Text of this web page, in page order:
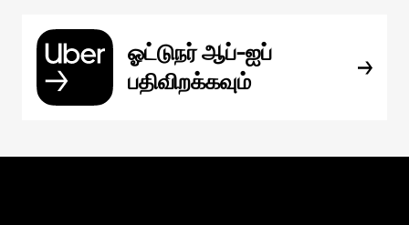
ஓட்டுநர் ஆப்-ஐப்
பதிவிறக்கவும்